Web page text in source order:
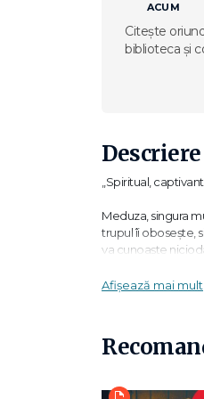
ACUM
Citește
biblioteca și
Descriere
„Spiritual,
Meduza, singura
trupul îi obosește,
va cunoaște
transformată
„Dragoste,
Această
Afișează mai mult